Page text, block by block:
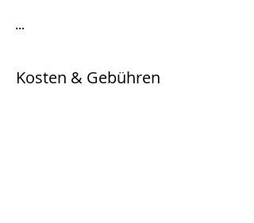
...
Kosten & Gebühren